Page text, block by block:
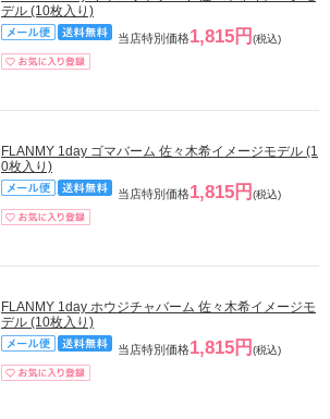
デル (10枚入り)
当店特別価格1,815円 (税込)
FLANMY 1day ゴマバーム 佐々木希イメージモデル (1
0枚入り)
当店特別価格1,815円 (税込)
FLANMY 1day ホウジチャバーム 佐々木希イメージモ
デル (10枚入り)
当店特別価格1,815円 (税込)